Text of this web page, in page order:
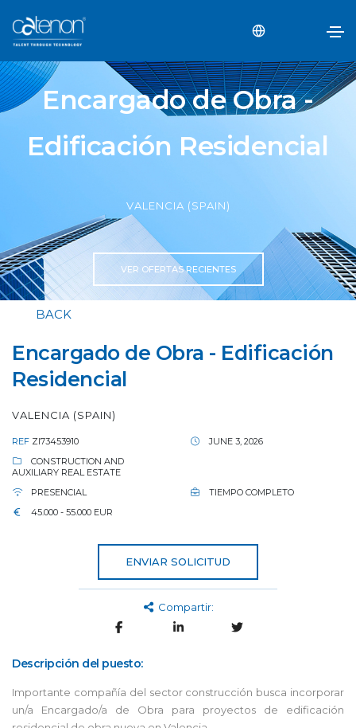
Encargado de Obra -
Edificación Residencial
VALENCIA (SPAIN)
VER OFERTAS RECIENTES
BACK
Encargado de Obra - Edificación
Residencial
VALENCIA (SPAIN)
REF ZI73453910
JUNE 3, 2026
CONSTRUCTION AND
AUXILIARY REAL ESTATE
PRESENCIAL
TIEMPO COMPLETO
45.000 - 55.000 EUR
ENVIAR SOLICITUD
Compartir:
Descripción del puesto:
Importante compañía del sector construcción busca incorporar
un/a Encargado/a de Obra para proyectos de edificación